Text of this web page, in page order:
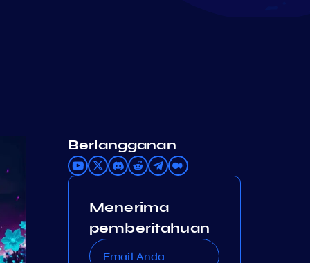
Berlangganan
Menerima
pemberitahuan